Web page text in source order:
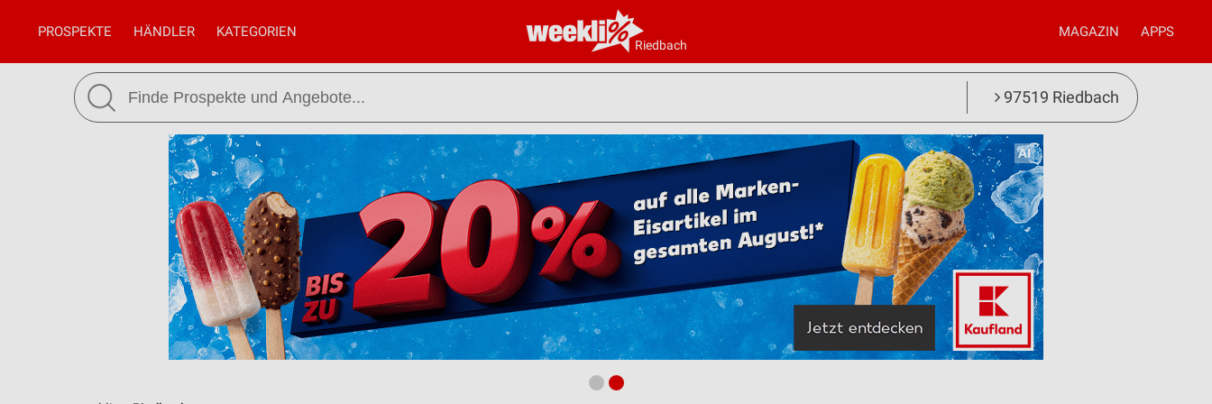
Riedbach
PROSPEKTE HÄNDLER KATEGORIEN MAGAZIN APPS
97519 Riedbach